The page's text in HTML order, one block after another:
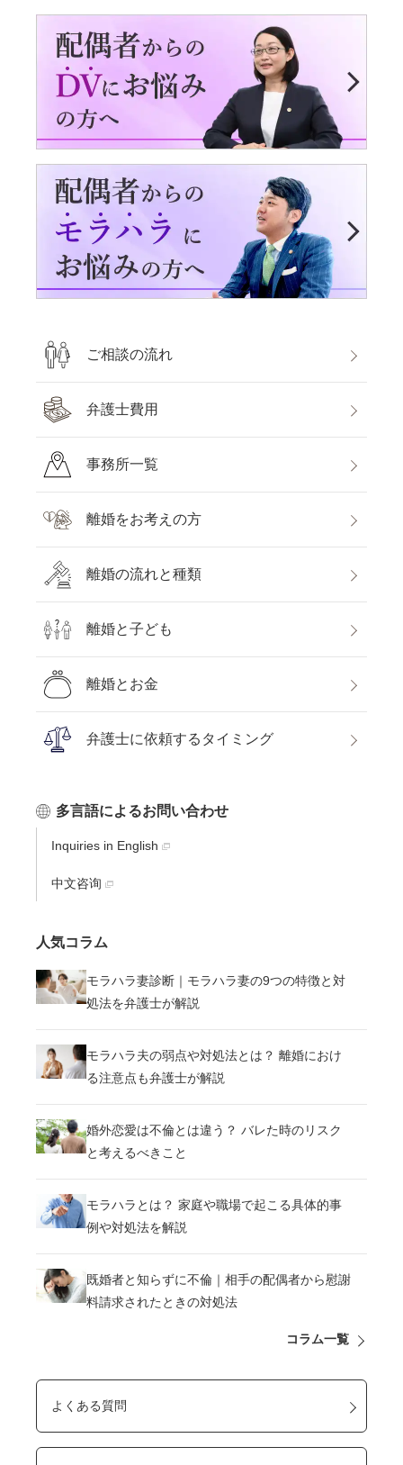
ご相談の流れ
弁護士費用
事務所一覧
離婚をお考えの方
離婚の流れと種類
離婚と子ども
離婚とお金
弁護士に依頼するタイミング
多言語によるお問い合わせ
Inquiries in English
中文咨询
人気コラム
モラハラ妻診断｜モラハラ妻の9つの特徴と対
処法を弁護士が解説
モラハラ夫の弱点や対処法とは？ 離婚におけ
る注意点も弁護士が解説
婚外恋愛は不倫とは違う？ バレた時のリスク
と考えるべきこと
モラハラとは？ 家庭や職場で起こる具体的事
例や対処法を解説
既婚者と知らずに不倫｜相手の配偶者から慰謝
料請求されたときの対処法
コラム一覧
よくある質問